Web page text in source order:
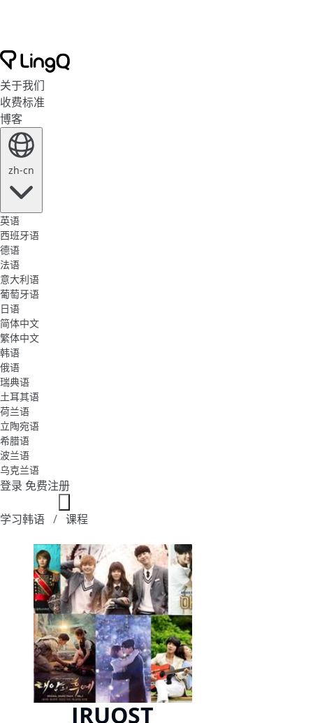
关于我们
收费标准
博客
zh-cn
英语
西班牙语
德语
法语
意大利语
葡萄牙语
日语
简体中文
繁体中文
韩语
俄语
瑞典语
土耳其语
荷兰语
立陶宛语
希腊语
波兰语
乌克兰语
登录 免费注册
学习韩语 课程
JRUOST